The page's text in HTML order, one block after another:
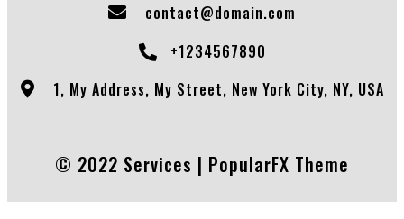
contact@domain.com
+1234567890
1, My Address, My Street, New York City, NY, USA
© 2022 Services | PopularFX Theme